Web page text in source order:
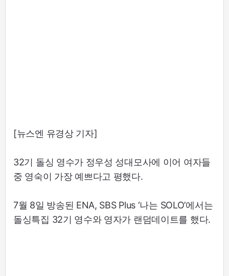
[뉴스엔 유경상 기자]
32기 돌싱 영수가 정우성 성대모사에 이어 여자들
중 영숙이 가장 예쁘다고 평했다.
7월 8일 방송된 ENA, SBS Plus ‘나는 SOLO’에서는
돌싱특집 32기 영수와 영자가 랜덤데이트를 했다.